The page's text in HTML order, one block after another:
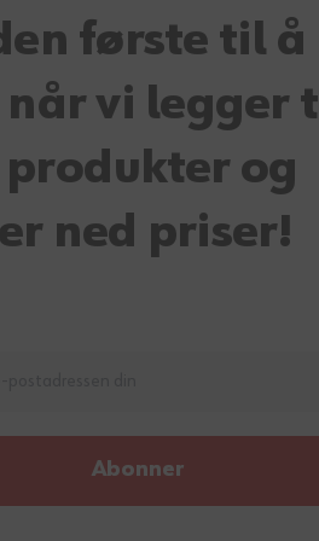
første til å
vi legger
produkter og
ned priser!
Abonner